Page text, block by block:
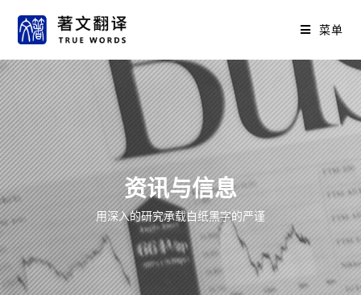
菜单
资讯与信息
用深入的研究承载白纸黑字的严谨